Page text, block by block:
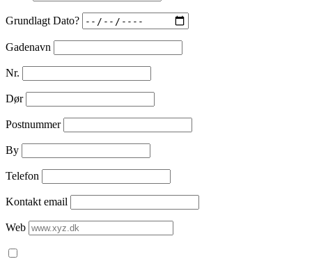
Grundlagt Dato?
Gadenavn
Nr.
Dør
Postnummer
By
Telefon
Kontakt email
Web